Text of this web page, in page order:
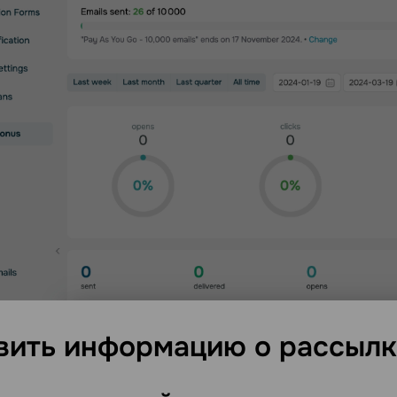
информацию о